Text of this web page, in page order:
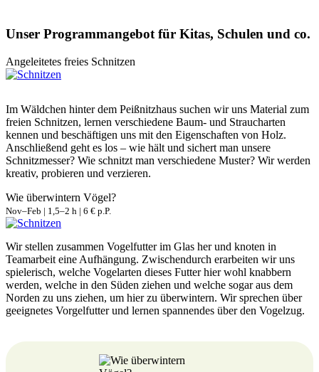
Unser Programmangebot für Kitas, Schulen und co.
Angeleitetes freies Schnitzen
Im Wäldchen hinter dem Peißnitzhaus suchen wir uns Material zum
freien Schnitzen, lernen verschiedene Baum- und Straucharten
kennen und beschäftigen uns mit den Eigenschaften von Holz.
Anschließend geht es los – wie hält und sichert man unsere
Schnitzmesser? Wie schnitzt man verschiedene Muster? Wir werden
kreativ, probieren und verzieren.
Wie überwintern Vögel?
Nov–Feb | 1,5–2 h | 6 € p.P.
Wir stellen zusammen Vogelfutter im Glas her und knoten in
Teamarbeit eine Aufhängung. Zwischendurch erarbeiten wir uns
spielerisch, welche Vogelarten dieses Futter hier wohl knabbern
werden, welche in den Süden ziehen und welche sogar aus dem
Norden zu uns ziehen, um hier zu überwintern. Wir sprechen über
geeignetes Vorgelfutter und lernen spannendes über den Vogelzug.